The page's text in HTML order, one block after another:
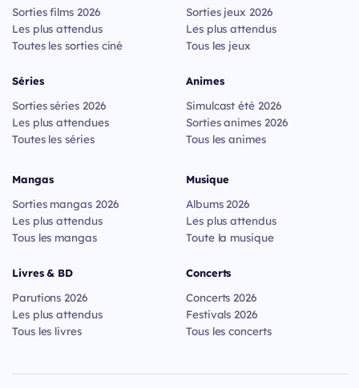
Sorties films 2026
Les plus attendus
Toutes les sorties ciné
Séries
Sorties séries 2026
Les plus attendues
Toutes les séries
Sorties jeux 2026
Les plus attendus
Tous les jeux
Animes
Simulcast été 2026
Sorties animes 2026
Tous les animes
Mangas
Sorties mangas 2026
Les plus attendus
Tous les mangas
Livres & BD
Parutions 2026
Les plus attendus
Tous les livres
Musique
Albums 2026
Les plus attendus
Toute la musique
Concerts
Concerts 2026
Festivals 2026
Tous les concerts